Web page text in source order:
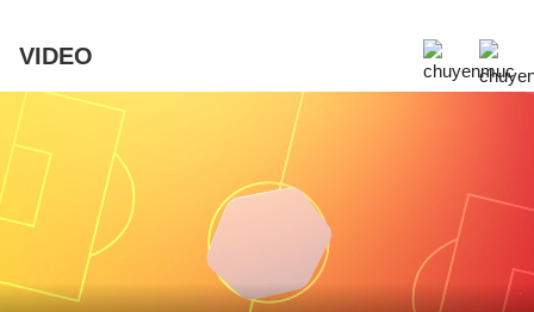
VIDEO